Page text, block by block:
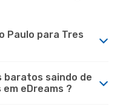
Paulo para Tres
baratos saindo de
eDreams ?